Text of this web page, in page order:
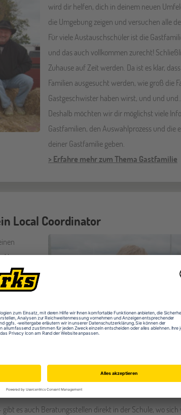
wird dir helfen, dich in deinem neuen
die Umgebung zeigen und versuchen alle
Für viele Austauschschüler ist die
und das auch vollkommen zurecht!
Zuhause auf Zeit werden. Da ist es klar,
Familien ausgesucht werden, wie groß die
Gastgeschwister haben wirst, und und und...
Deshalb möchten wir dir möglichst viele
Gastfamilien, den Auswahlprozess und
deiner Gastfamilie geben.
> Erfahre mehr zum Thema Gastfamilie
Local Coordinator
Aber
noch
einen so
bei
in
macht,
Ort stets
es auch Beratungsstellen direkt in der Schule, wo